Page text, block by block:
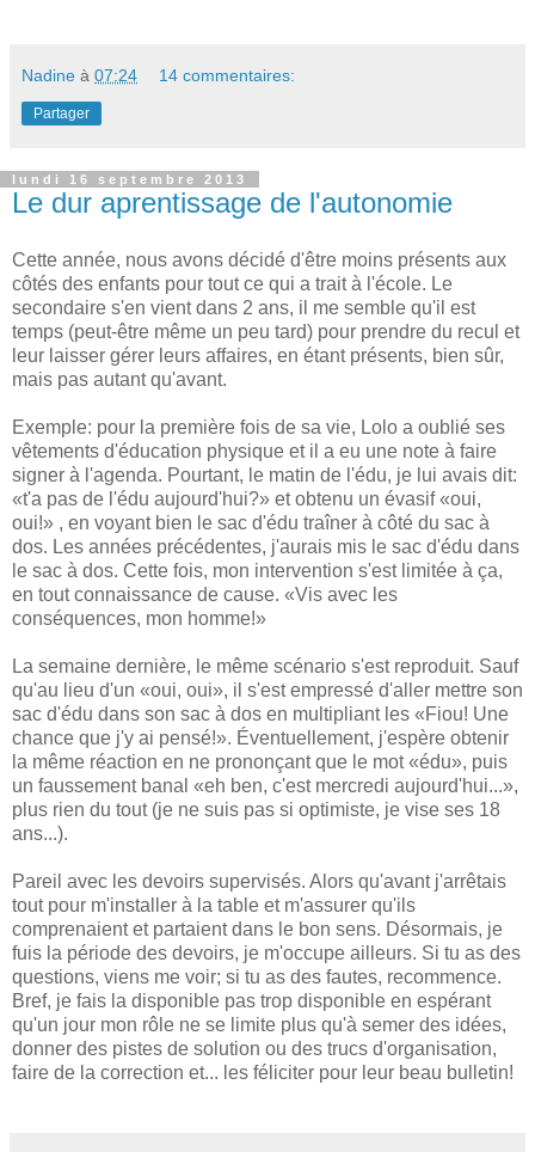
Nadine à 07:24 14 commentaires:
Partager
lundi 16 septembre 2013
Le dur aprentissage de l'autonomie
Cette année, nous avons décidé d'être moins présents aux
côtés des enfants pour tout ce qui a trait à l'école. Le
secondaire s'en vient dans 2 ans, il me semble qu'il est
temps (peut-être même un peu tard) pour prendre du recul et
leur laisser gérer leurs affaires, en étant présents, bien sûr,
mais pas autant qu'avant.
Exemple: pour la première fois de sa vie, Lolo a oublié ses
vêtements d'éducation physique et il a eu une note à faire
signer à l'agenda. Pourtant, le matin de l'édu, je lui avais dit:
«t'a pas de l'édu aujourd'hui?» et obtenu un évasif «oui,
oui!» , en voyant bien le sac d'édu traîner à côté du sac à
dos. Les années précédentes, j'aurais mis le sac d'édu dans
le sac à dos. Cette fois, mon intervention s'est limitée à ça,
en tout connaissance de cause. «Vis avec les
conséquences, mon homme!»
La semaine dernière, le même scénario s'est reproduit. Sauf
qu'au lieu d'un «oui, oui», il s'est empressé d'aller mettre son
sac d'édu dans son sac à dos en multipliant les «Fiou! Une
chance que j'y ai pensé!». Éventuellement, j'espère obtenir
la même réaction en ne prononçant que le mot «édu», puis
un faussement banal «eh ben, c'est mercredi aujourd'hui...»,
plus rien du tout (je ne suis pas si optimiste, je vise ses 18
ans...).
Pareil avec les devoirs supervisés. Alors qu'avant j'arrêtais
tout pour m'installer à la table et m'assurer qu'ils
comprenaient et partaient dans le bon sens. Désormais, je
fuis la période des devoirs, je m'occupe ailleurs. Si tu as des
questions, viens me voir; si tu as des fautes, recommence.
Bref, je fais la disponible pas trop disponible en espérant
qu'un jour mon rôle ne se limite plus qu'à semer des idées,
donner des pistes de solution ou des trucs d'organisation,
faire de la correction et... les féliciter pour leur beau bulletin!